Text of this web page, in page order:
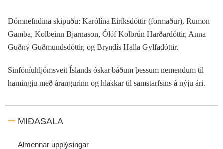
Dómnefndina skipuðu: Karólína Eiríksdóttir (formaður), Rumon
Gamba, Kolbeinn Bjarnason, Ólöf Kolbrún Harðardóttir, Anna
Guðný Guðmundsdóttir, og Bryndís Halla Gylfadóttir.
Sinfóníuhljómsveit Íslands óskar báðum þessum nemendum til
hamingju með árangurinn og hlakkar til samstarfsins á nýju ári.
MIÐASALA
Almennar upplýsingar